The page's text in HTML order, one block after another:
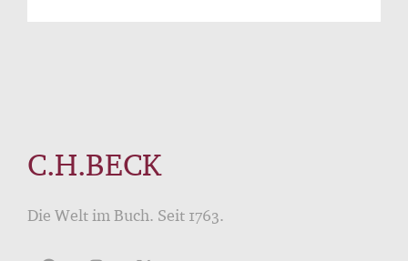
C.H.BECK
Die Welt im Buch. Seit 1763.